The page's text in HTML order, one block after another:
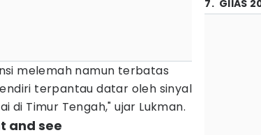
melemah namun terbatas
terpantau datar oleh sinyal
Timur Tengah," ujar Lukman.
and see
7. GIIAS